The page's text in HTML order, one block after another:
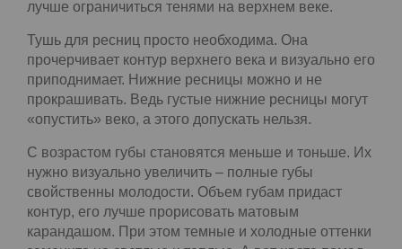
И не забывайте: чем шире брови – тем лицо
выглядит моложе. Но без фанатизма, конечно.
Шаг шестой. Выделяем глаза и губы
Помним: тени на нижнем веке «потянут» глаза
вниз, подчеркнув возраст женщины. Поэтому
лучше ограничиться тенями на верхнем веке.
Тушь для ресниц просто необходима. Она
прочерчивает контур верхнего века и визуально
его приподнимает. Нижние ресницы можно и не
прокрашивать. Ведь густые нижние ресницы